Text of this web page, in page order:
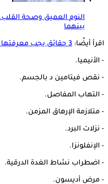
النوم العميق وصحة
بينهما
اقرأ أيضًا: 3 حقائق يجب معرفتها عن الشعور بالتعب
- الأنيميا.
- نقص فيتامين د بالجسم.
- التهاب المفاصل.
- متلازمة الإرهاق المزمن.
- نزلات البرد.
- الإنفلونزا.
- اضطراب نشاط الغدة الدرقية.
- مرض أديسون.